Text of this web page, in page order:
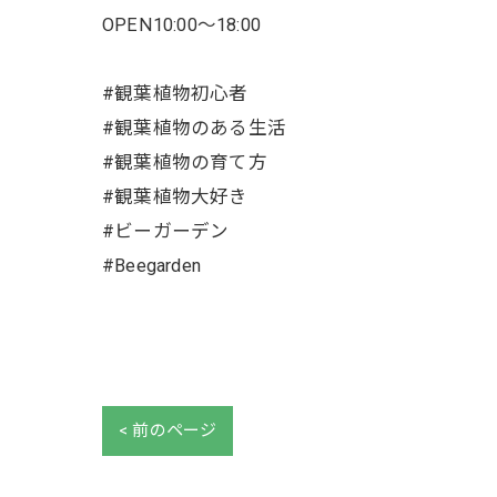
OPEN10:00〜18:00
#観葉植物初心者
#観葉植物のある生活
#観葉植物の育て方
#観葉植物大好き
#ビーガーデン
#Beegarden
< 前のページ